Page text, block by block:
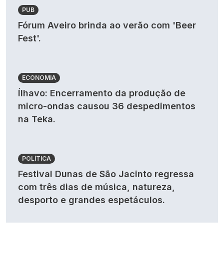
PUB
Fórum Aveiro brinda ao verão com 'Beer
Fest'.
ECONOMIA
Ílhavo: Encerramento da produção de
micro-ondas causou 36 despedimentos
na Teka.
POLÍTICA
Festival Dunas de São Jacinto regressa
com três dias de música, natureza,
desporto e grandes espetáculos.